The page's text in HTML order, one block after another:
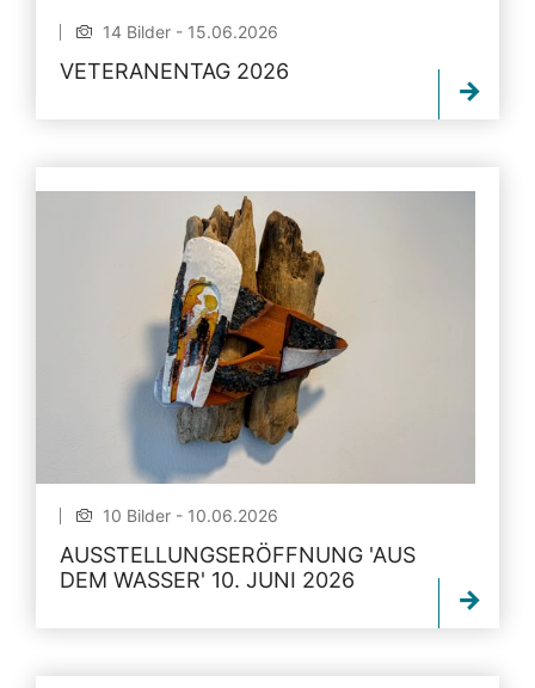
14 Bilder - 15.06.2026
VETERANENTAG 2026
10 Bilder - 10.06.2026
AUSSTELLUNGSERÖFFNUNG 'AUS
DEM WASSER' 10. JUNI 2026